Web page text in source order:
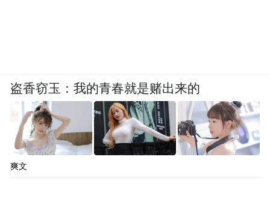
盗香窃玉：我的青春就是赌出来的
爽文